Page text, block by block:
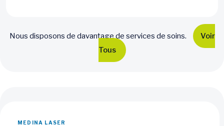
Nous disposons de davantage de services de soins.
Voir
Tous
MEDINA LASER